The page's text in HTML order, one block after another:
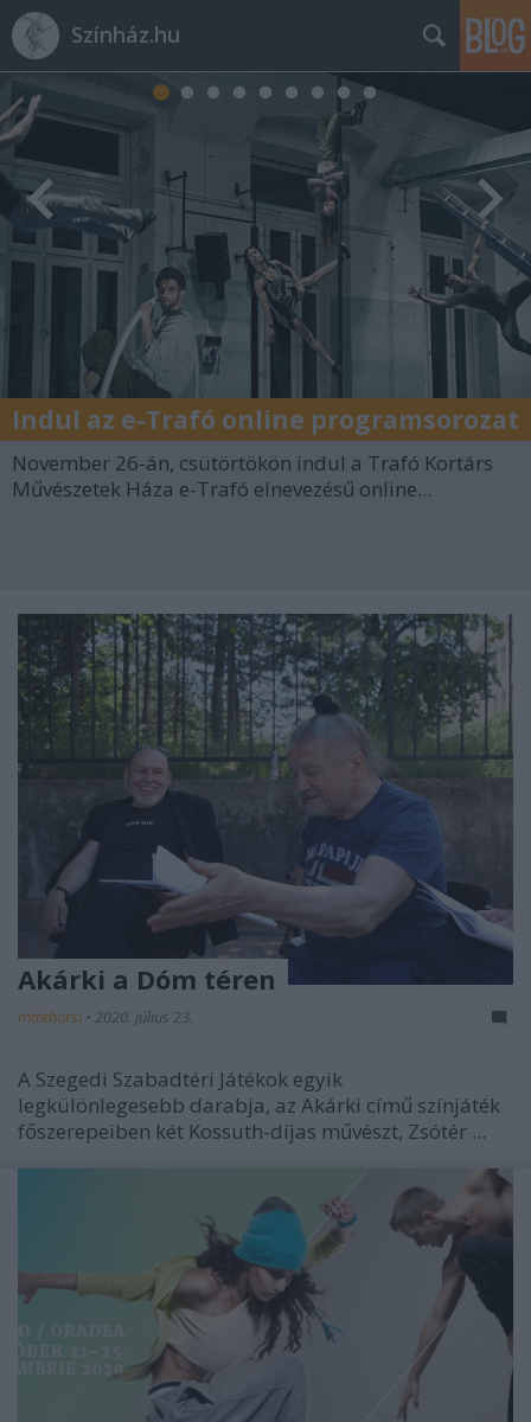
Színház.hu
Indul az e-Trafó online programsorozat
November 26-án, csütörtökön indul a Trafó Kortárs
Művészetek Háza e-Trafó elnevezésű online...
Akárki a Dóm téren
mtothorsi • 2020. július 23.
A Szegedi Szabadtéri Játékok egyik
legkülönlegesebb darabja, az Akárki című színjáték
főszerepeiben két Kossuth-díjas művészt, Zsótér ...